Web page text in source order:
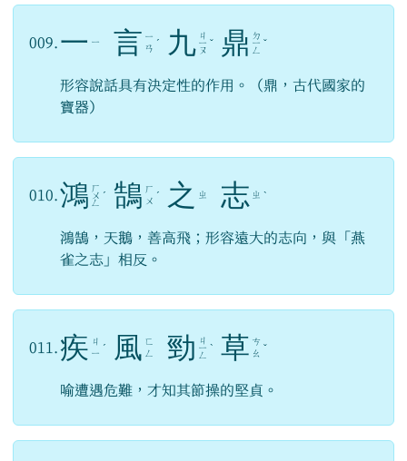
009. 一 ㄧ 言 ㄧ
ㄢ ˊ 九 ㄐ
ㄧ
ㄡ
ˇ 鼎 ㄉ
ㄧ
ㄥ
ˇ
形容說話具有決定性的作用。（鼎，古代國家的
寶器）
010. 鴻 ㄏ
ㄨ
ㄥ
ˊ 鵠 ㄏ
ㄨ ˊ 之 ㄓ 志 ㄓ ˋ
鴻鵠，天鵝，善高飛；形容遠大的志向，與「燕
雀之志」相反。
011. 疾 ㄐ
ㄧ ˊ 風 ㄈ
ㄥ
勁 ㄐ
ㄧ
ㄥ
ˋ 草 ㄘ
ㄠ ˇ
喻遭遇危難，才知其節操的堅貞。